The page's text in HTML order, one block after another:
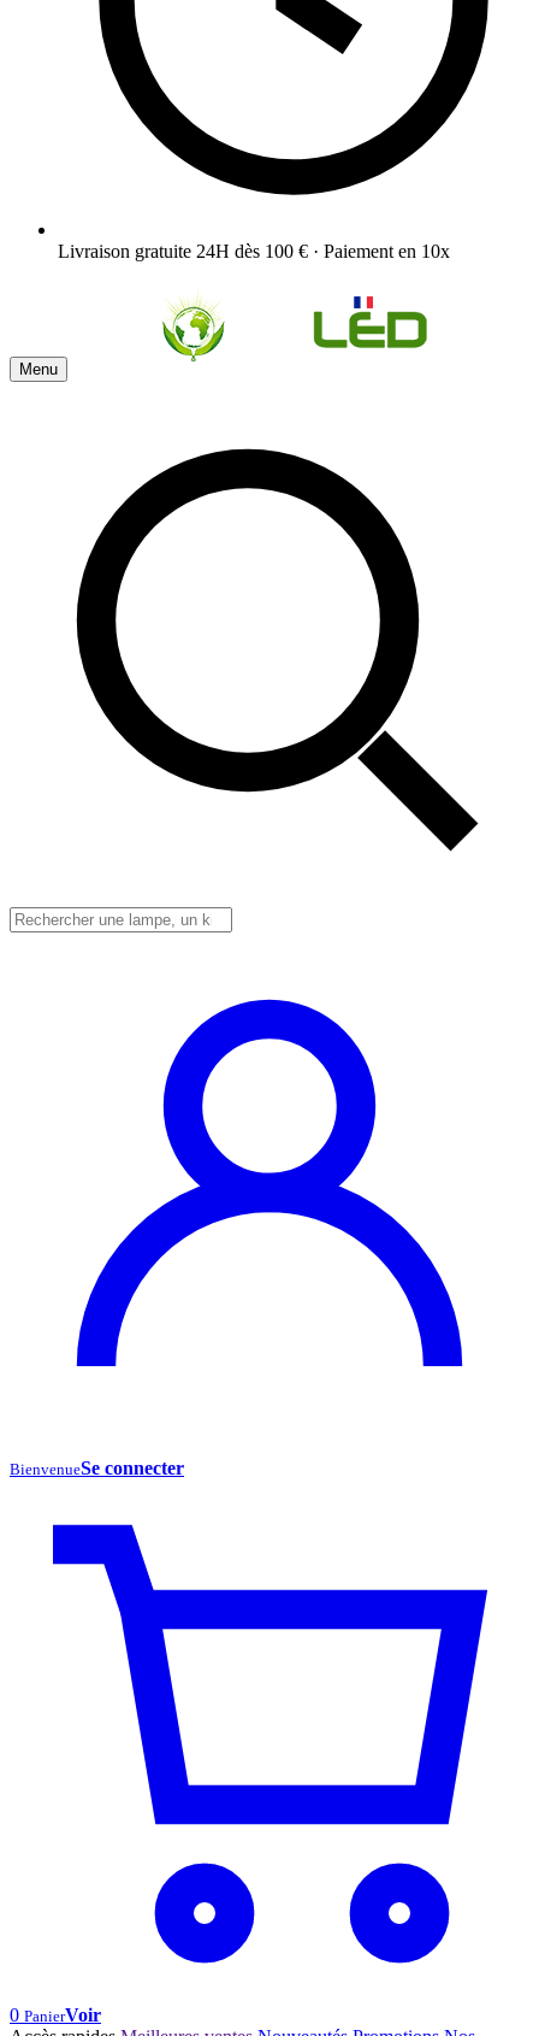
Livraison gratuite 24H dès 100 € · Paiement en 10x
Menu
BienvenueSe connecter
0 PanierVoir